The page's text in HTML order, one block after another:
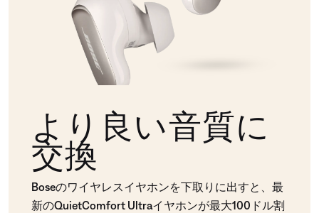
より良い音質に
交換
Boseのワイヤレスイヤホンを下取りに出すと、最
新のQuietComfort Ultraイヤホンが最大100ドル割